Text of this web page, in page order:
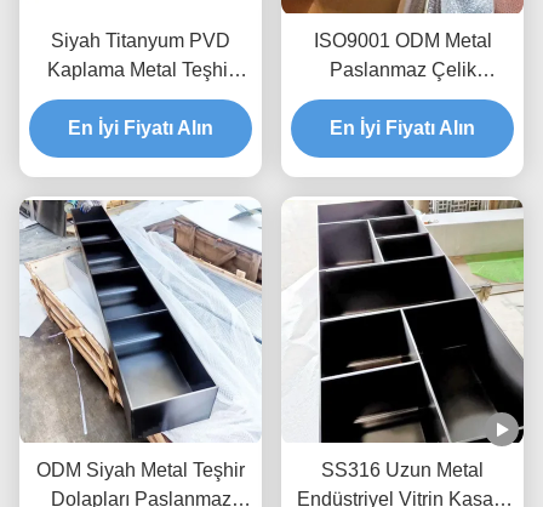
Siyah Titanyum PVD
Kaplama Metal Teşhir
Dolapları Aşınmaya
Dayanıklı ODM
En İyi Fiyatı Alın
ISO9001 ODM Metal
Paslanmaz Çelik
Depolama Dolabı Duvar
Dolabı Dahili Oyuk
Paslanmaz Çelik Nişler
En İyi Fiyatı Alın
ODM Siyah Metal Teşhir
Dolapları Paslanmaz
SS316 Uzun Metal
Endüstriyel Vitrin Kasası